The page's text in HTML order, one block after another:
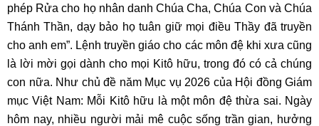
phép Rửa cho họ nhân danh Chúa Cha, Chúa Con và Chúa
Thánh Thần, dạy bảo họ tuân giữ mọi điều Thầy đã truyền
cho anh em”. Lệnh truyền giáo cho các môn đệ khi xưa cũng
là lời mời gọi dành cho mọi Kitô hữu, trong đó có cả chúng
con nữa. Như chủ đề năm Mục vụ 2026 của Hội đồng Giám
mục Việt Nam: Mỗi Kitô hữu là một môn đệ thừa sai. Ngày
hôm nay, nhiều người mải mê cuộc sống trần gian, hưởng